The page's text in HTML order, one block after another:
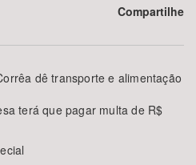
Compartilhe
dê transporte e alimentação
terá que pagar multa de R$